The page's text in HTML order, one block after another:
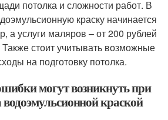
потолка и сложности работ. В
краску начинается
а услуги маляров – от 200 рублей
стоит учитывать возможные
на подготовку потолка.
могут возникнуть при
краской